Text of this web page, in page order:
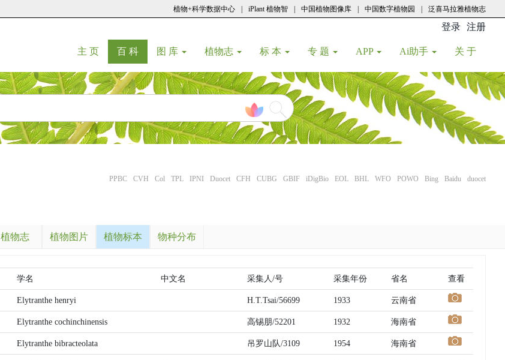
植物+科学数据中心 iPlant 植物智 中国植物图像库 中国数字植物园 泛喜马拉雅植物志
登录 注册
主 页(current)
百 科(current)
图 库 植物志 标 本 专 题 APP Ai助手 关 于
PPBC CVH Col TPL IPNI Duocet CFH CUBG GBIF iDigBio EOL BHL WFO POWO Bing Baidu duocet
植物志 植物图片 植物标本 物种分布
学名 中文名 采集人/号 采集年份 省名 查看
Elytranthe henryi H.T.Tsai/56699 1933 云南省
Elytranthe cochinchinensis 高锡朋/52201 1932 海南省
Elytranthe bibracteolata 吊罗山队/3109 1954 海南省